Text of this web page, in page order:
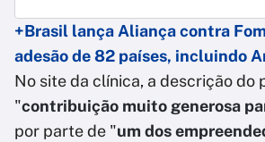
+Brasil lança Aliança contra
adesão de 82 países, incluindo
No site da clínica, a descrição do
"contribuição muito generosa
por parte de "um dos